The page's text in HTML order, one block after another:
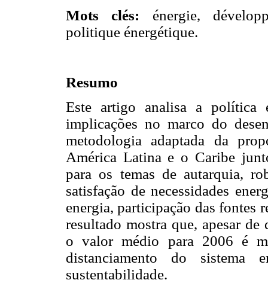
Mots clés: énergie,
politique énergétique.
Resumo
Este artigo analisa a política
implicações no marco do
metodologia adaptada da
América Latina e o Caribe
para os temas de autarquia,
satisfação de necessidades
energia, participação das fontes
resultado mostra que, apesar
o valor médio para 2006 é
distanciamento do sistema
sustentabilidade.